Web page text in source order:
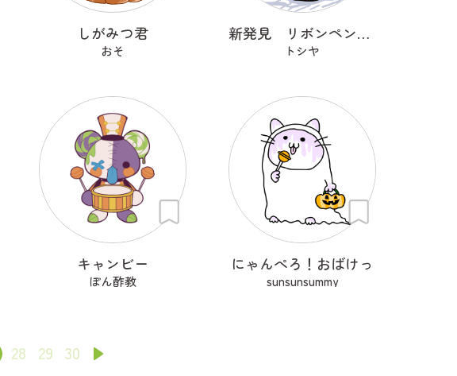
しがみつ君
おそ
新発見 リボンペンギン
トシヤ
キャンビー
ぽん酢教
にゃんぺろ！おばけっ
sunsunsummy
28 29 30